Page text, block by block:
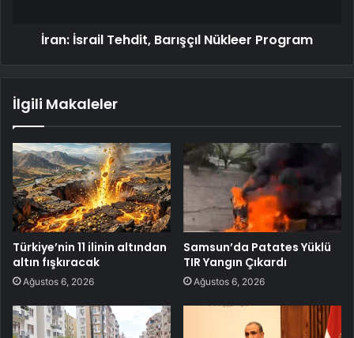
İran: İsrail Tehdit, Barışçıl Nükleer Program
İlgili Makaleler
Türkiye’nin 11 ilinin altından
altın fışkıracak
Ağustos 6, 2026
Samsun’da Patates Yüklü
TIR Yangın Çıkardı
Ağustos 6, 2026